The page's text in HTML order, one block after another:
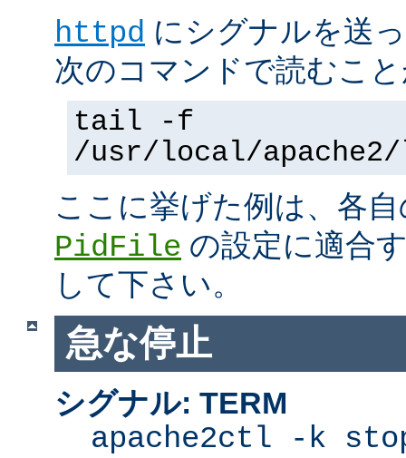
httpd にシグナルを送
次のコマンドで読むこ
tail -f
/usr/local/
ここに挙げた例は、各
PidFile の設定に適合
して下さい。
急な停止
シグナル: TERM
apache2ctl -k